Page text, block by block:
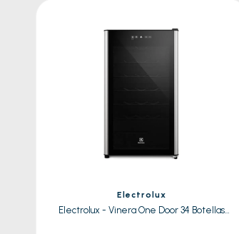
Electrolux
Electrolux - Vinera One Door 34 Botellas